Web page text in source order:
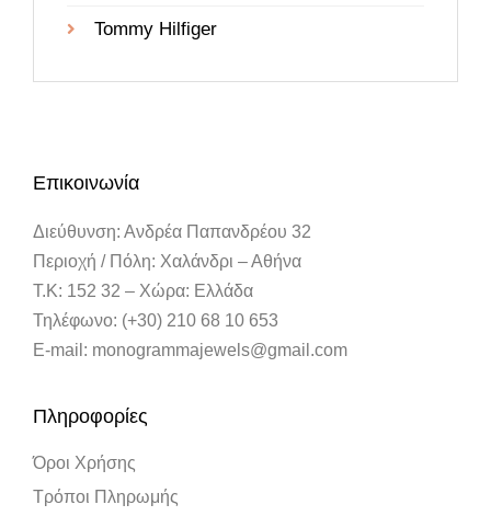
Tommy Hilfiger
Επικοινωνία
Διεύθυνση: Ανδρέα Παπανδρέου 32
Περιοχή / Πόλη: Χαλάνδρι – Αθήνα
Τ.Κ: 152 32 – Χώρα: Ελλάδα
Τηλέφωνο: (+30) 210 68 10 653
E-mail: monogrammajewels@gmail.com
Πληροφορίες
Όροι Χρήσης
Τρόποι Πληρωμής